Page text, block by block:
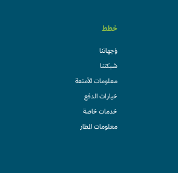
خطط
وُجهاتنا
شبكتنا
معلومات الأمتعة
خيارات الدفع
خدمات خاصة
معلومات المطار